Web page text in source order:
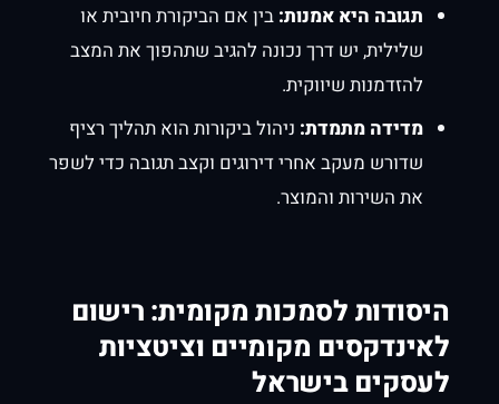
תגובה היא אמנות: בין אם הביקורת חיובית או
שלילית, יש דרך נכונה להגיב שתהפוך את המצב
להזדמנות שיווקית.
מדידה מתמדת: ניהול ביקורות הוא תהליך רציף
שדורש מעקב אחרי דירוגים וקצב תגובה כדי לשפר
את השירות והמוצר.
היסודות לסמכות מקומית: רישום
לאינדקסים מקומיים וציטציות
לעסקים בישראל